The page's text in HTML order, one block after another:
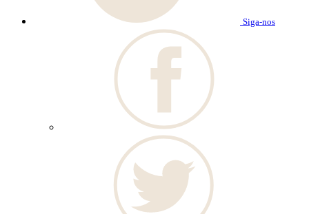
Siga-nos